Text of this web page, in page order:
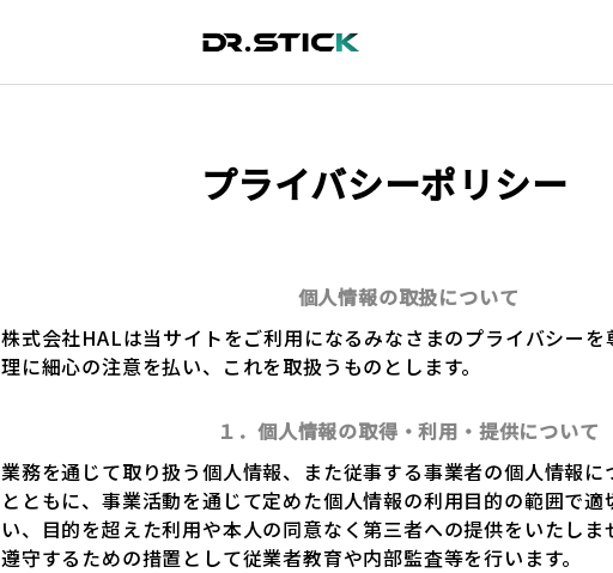
プライバシーポリシー
個人情報の取扱について
株式会社HALは当サイトをご利用になるみなさまのプライバシー
理に細心の注意を払い、これを取扱うものとします。
１．個人情報の取得・利用・提供について
業務を通じて取り扱う個人情報、また従事する事業者の個人情報に
とともに、事業活動を通じて定めた個人情報の利用目的の範囲で
い、目的を超えた利用や本人の同意なく第三者への提供をいたしま
遵守するための措置として従業者教育や内部監査等を行います。